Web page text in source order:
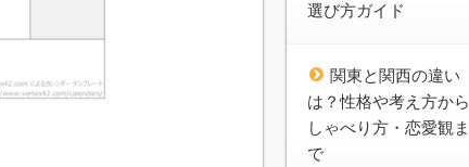
選び方ガイド
関東と関西の違い
は？性格や考え方から
しゃべり方・恋愛観ま
で